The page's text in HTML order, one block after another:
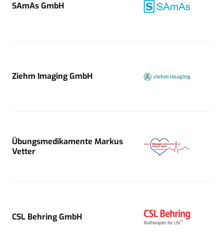
SAmAs GmbH
Ziehm Imaging GmbH
Übungsmedikamente Markus
Vetter
CSL Behring GmbH